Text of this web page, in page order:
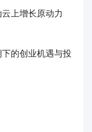
上增长原动力
的创业机遇与投